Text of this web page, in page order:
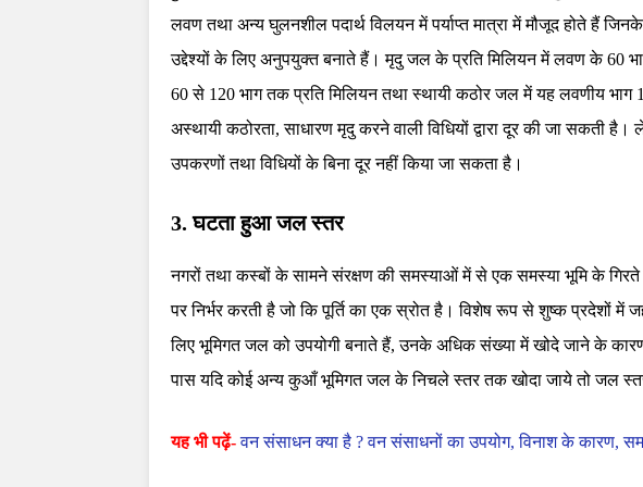
लवण तथा अन्य घुलनशील पदार्थ विलयन में पर्याप्त मात्रा में मौजूद होते हैं
उद्देश्यों के लिए अनुपयुक्त बनाते हैं। मृदु जल के प्रति मिलियन में लवण के 60
60 से 120 भाग तक प्रति मिलियन तथा स्थायी कठोर जल में यह लवणीय भाग
अस्थायी कठोरता, साधारण मृदु करने वाली विधियों द्वारा दूर की जा सकती
उपकरणों तथा विधियों के बिना दूर नहीं किया जा सकता है।
3. घटता हुआ जल स्तर
नगरों तथा कस्बों के सामने संरक्षण की समस्याओं में से एक समस्या भूमि के
पर निर्भर करती है जो कि पूर्ति का एक स्रोत है। विशेष रूप से शुष्क प्रदेशों में
लिए भूमिगत जल को उपयोगी बनाते हैं, उनके अधिक संख्या में खोदे जाने के
पास यदि कोई अन्य कुआँ भूमिगत जल के निचले स्तर तक खोदा जाये तो जल स्तर
यह भी पढ़ें-वन संसाधन क्या है ? वन संसाधनों का उपयोग, विनाश के कारण,